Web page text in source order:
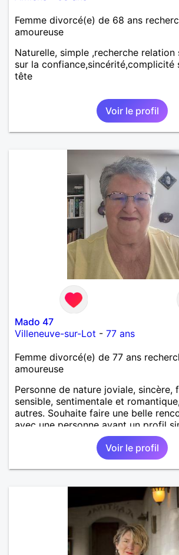
Femme divorcé(e) de 68 ans
amoureuse
Naturelle, simple ,recherche relation
sur la confiance,sincérité,complicité
tête
Voir le profil
Mado 47
Villeneuve-sur-Lot - 77 ans
Femme divorcé(e) de 77 ans
amoureuse
Personne de nature joviale, sincère,
sensible, sentimentale et
autres. Souhaite faire une belle
avec une personne ayant un profil
rapport et proche si possible Je
mensonge et l hypocrisie ainsi que
aime les balades, les villages aux
restaurants, musique, mer,
humour et le dialogue qui est la
Voir le profil